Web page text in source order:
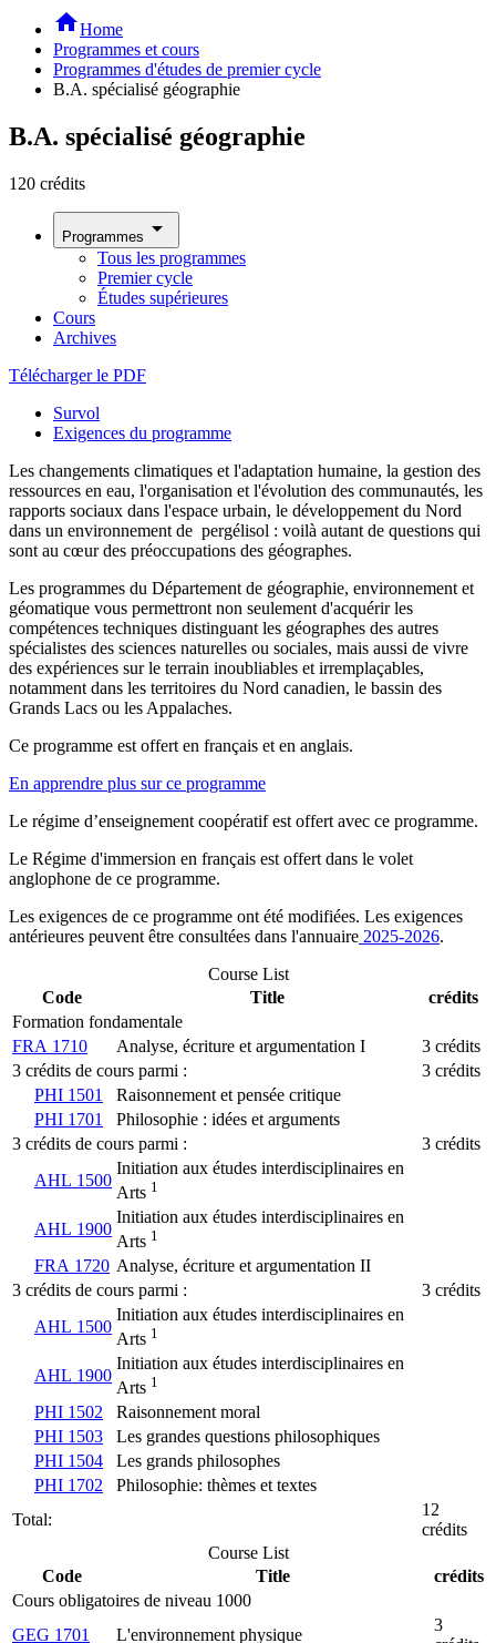
homeHome
Programmes et cours
Programmes d'études de premier cycle
B.A. spécialisé géographie
B.A. spécialisé géographie
120 crédits
Programmes arrow_drop_down
Tous les programmes
Premier cycle
Études supérieures
Cours
Archives
Télécharger le PDF
Survol
Exigences du programme
Les changements climatiques et l'adaptation humaine, la gestion des
ressources en eau, l'organisation et l'évolution des communautés, les
rapports sociaux dans l'espace urbain, le développement du Nord
dans un environnement de pergélisol : voilà autant de questions qui
sont au cœur des préoccupations des géographes.
Les programmes du Département de géographie, environnement et
géomatique vous permettront non seulement d'acquérir les
compétences techniques distinguant les géographes des autres
spécialistes des sciences naturelles ou sociales, mais aussi de vivre
des expériences sur le terrain inoubliables et irremplaçables,
notamment dans les territoires du Nord canadien, le bassin des
Grands Lacs ou les Appalaches.
Ce programme est offert en français et en anglais.
En apprendre plus sur ce programme
Le régime d’enseignement coopératif est offert avec ce programme.
Le Régime d'immersion en français est offert dans le volet
anglophone de ce programme.
Les exigences de ce programme ont été modifiées. Les exigences
antérieures peuvent être consultées dans l'annuaire 2025-2026.
Course List
Code
Title
crédits
Formation fondamentale
FRA 1710
Analyse, écriture et argumentation I
3 crédits
3 crédits de cours parmi :
3 crédits
PHI 1501
Raisonnement et pensée critique
PHI 1701
Philosophie : idées et arguments
3 crédits de cours parmi :
3 crédits
AHL 1500
Initiation aux études interdisciplinaires en
Arts 1
AHL 1900
Initiation aux études interdisciplinaires en
Arts 1
FRA 1720 Analyse, écriture et argumentation II
3 crédits de cours parmi :
3 crédits
AHL 1500
Initiation aux études interdisciplinaires en
Arts 1
AHL 1900
Initiation aux études interdisciplinaires en
Arts 1
PHI 1502
Raisonnement moral
PHI 1503
Les grandes questions philosophiques
PHI 1504
Les grands philosophes
PHI 1702
Philosophie: thèmes et textes
Total:
12
crédits
Course List
Code
Title
crédits
Cours obligatoires de niveau 1000
GEG 1701
L'environnement physique
3